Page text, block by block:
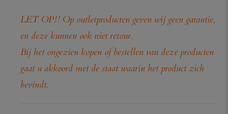
LET OP!! Op outletproducten geven wij geen garantie,
en deze kunnen ook niet retour.
Bij het ongezien kopen of bestellen van deze producten
gaat u akkoord met de staat waarin het product zich
bevindt.